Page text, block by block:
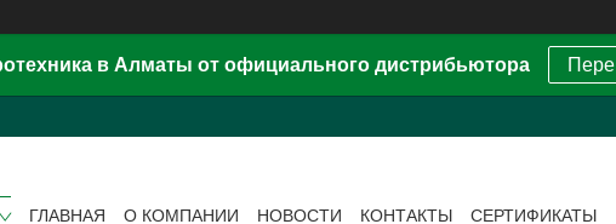
в Алматы от официального дистрибьютора
ГЛАВНАЯ О КОМПАНИИ НОВОСТИ КОНТАКТЫ СЕРТИФИКАТЫ